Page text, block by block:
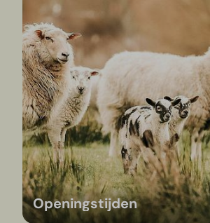
Openingstijden